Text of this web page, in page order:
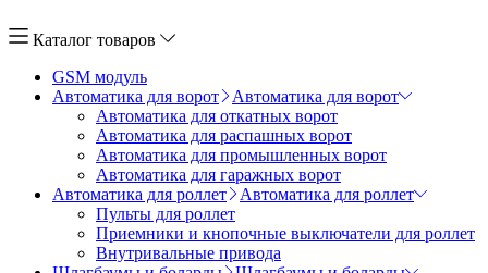
Каталог товаров
GSM модуль
Автоматика для ворот
Автоматика для ворот
Автоматика для откатных ворот
Автоматика для распашных ворот
Автоматика для промышленных ворот
Автоматика для гаражных ворот
Автоматика для роллет
Автоматика для роллет
Пульты для роллет
Приемники и кнопочные выключатели для роллет
Внутривальные привода